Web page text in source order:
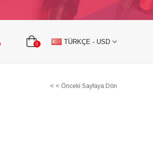
0 TÜRKÇE - USD
TEKSTİL AKSESUARLARI
< < Önceki Sayfaya Dön